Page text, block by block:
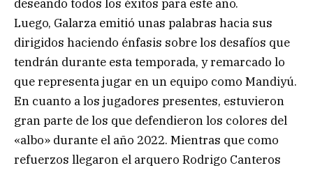
deseando todos los éxitos para este año.
Luego, Galarza emitió unas palabras hacia sus
dirigidos haciendo énfasis sobre los desafíos que
tendrán durante esta temporada, y remarcado lo
que representa jugar en un equipo como Mandiyú.
En cuanto a los jugadores presentes, estuvieron
gran parte de los que defendieron los colores del
«albo» durante el año 2022. Mientras que como
refuerzos llegaron el arquero Rodrigo Canteros